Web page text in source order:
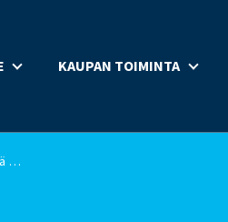
KAUPAN TOIMINTA
Ohje kaupan koronatoimien keventämisessä huomioitavista asioista